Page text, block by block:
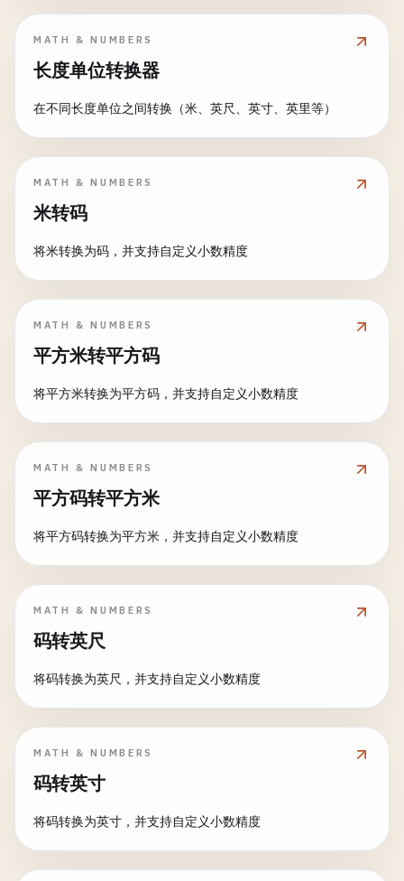
MATH & NUMBERS
长度单位转换器
在不同长度单位之间转换（米、英尺、英寸、英里等）
MATH & NUMBERS
米转码
将米转换为码，并支持自定义小数精度
MATH & NUMBERS
平方米转平方码
将平方米转换为平方码，并支持自定义小数精度
MATH & NUMBERS
平方码转平方米
将平方码转换为平方米，并支持自定义小数精度
MATH & NUMBERS
码转英尺
将码转换为英尺，并支持自定义小数精度
MATH & NUMBERS
码转英寸
将码转换为英寸，并支持自定义小数精度